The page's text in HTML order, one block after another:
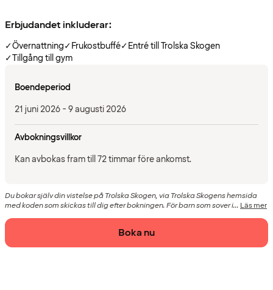
Erbjudandet inkluderar:
✓Övernattning✓Frukostbuffé✓Entré till Trolska Skogen
✓Tillgång till gym
Boendeperiod
21 juni 2026 - 9 augusti 2026
Avbokningsvillkor
Kan avbokas fram till 72 timmar före ankomst.
Du bokar själv din vistelse på Trolska Skogen, via Trolska Skogens hemsida
med koden som skickas till dig efter bokningen. För barn som sover i... Läs mer
Boka nu